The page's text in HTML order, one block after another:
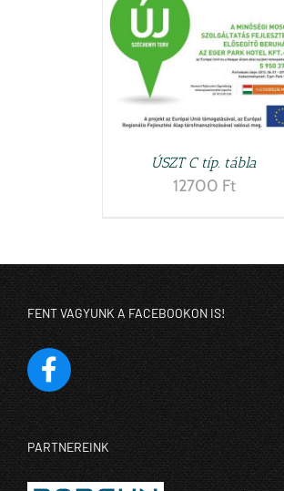
ÚSZT C típ. tábla
12700 Ft
FENT VAGYUNK A FACEBOOKON IS!
PARTNEREINK